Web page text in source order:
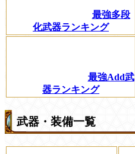
最強多段
化武器ランキング
最強Add武
器ランキング
武器・装備一覧